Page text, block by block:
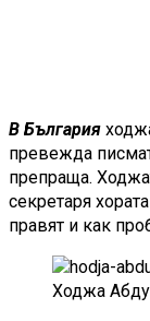
В България
превежда
препраща.
секретаря
правят и как
Ходжа